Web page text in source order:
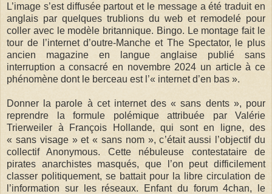
L’image s’est diffusée partout et le message a été traduit en
anglais par quelques trublions du web et remodelé pour
coller avec le modèle britannique. Bingo. Le montage fait le
tour de l’internet d’outre-Manche et The Spectator, le plus
ancien magazine en langue anglaise publié sans
interruption a consacré en novembre 2024 un article à ce
phénomène dont le berceau est l’« internet d’en bas ».
Donner la parole à cet internet des « sans dents », pour
reprendre la formule polémique attribuée par Valérie
Trierweiler à François Hollande, qui sont en ligne, des
« sans visage » et « sans nom », c’était aussi l’objectif du
collectif Anonymous. Cette nébuleuse contestataire de
pirates anarchistes masqués, que l’on peut difficilement
classer politiquement, se battait pour la libre circulation de
l’information sur les réseaux. Enfant du forum 4chan, le